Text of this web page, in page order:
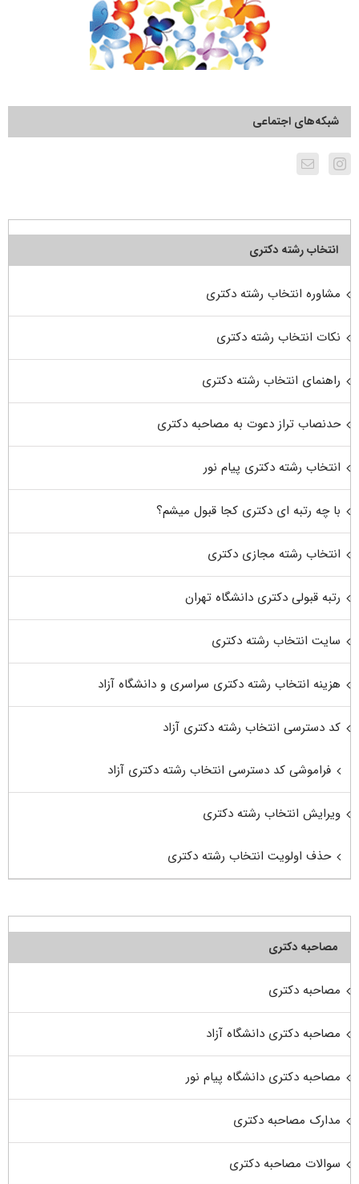
شبکه‌های اجتماعی
انتخاب رشته دکتری
مشاوره انتخاب رشته دکتری
نکات انتخاب رشته دکتری
راهنمای انتخاب رشته دکتری
حدنصاب تراز دعوت به مصاحبه دکتری
انتخاب رشته دکتری پیام نور
با چه رتبه ای دکتری کجا قبول میشم؟
انتخاب رشته مجازی دکتری
رتبه قبولی دکتری دانشگاه تهران
سایت انتخاب رشته دکتری
هزینه انتخاب رشته دکتری سراسری و دانشگاه آزاد
کد دسترسی انتخاب رشته دکتری آزاد
فراموشی کد دسترسی انتخاب رشته دکتری آزاد
ویرایش انتخاب رشته دکتری
حذف اولویت انتخاب رشته دکتری
مصاحبه دکتری
مصاحبه دکتری
مصاحبه دکتری دانشگاه آزاد
مصاحبه دکتری دانشگاه پیام نور
مدارک مصاحبه دکتری
سوالات مصاحبه دکتری